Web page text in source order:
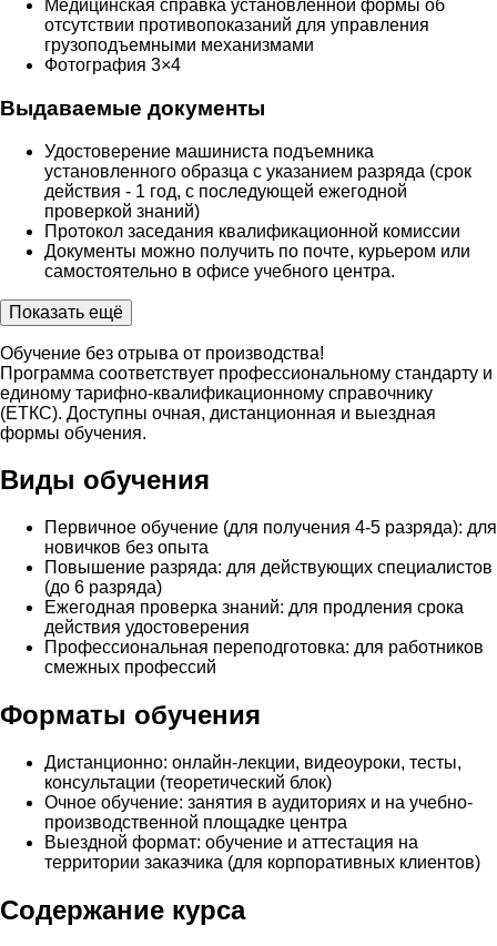
Медицинская справка установленной формы об
отсутствии противопоказаний для управления
грузоподъемными механизмами
Фотография 3×4
Выдаваемые документы
Удостоверение машиниста подъемника
установленного образца с указанием разряда (срок
действия - 1 год, с последующей ежегодной
проверкой знаний)
Протокол заседания квалификационной комиссии
Документы можно получить по почте, курьером или
самостоятельно в офисе учебного центра.
Показать ещё
Обучение без отрыва от производства!
Программа соответствует профессиональному стандарту и
единому тарифно-квалификационному справочнику
(ЕТКС). Доступны очная, дистанционная и выездная
формы обучения.
Виды обучения
Первичное обучение (для получения 4-5 разряда): для
новичков без опыта
Повышение разряда: для действующих специалистов
(до 6 разряда)
Ежегодная проверка знаний: для продления срока
действия удостоверения
Профессиональная переподготовка: для работников
смежных профессий
Форматы обучения
Дистанционно: онлайн-лекции, видеоуроки, тесты,
консультации (теоретический блок)
Очное обучение: занятия в аудиториях и на учебно-
производственной площадке центра
Выездной формат: обучение и аттестация на
территории заказчика (для корпоративных клиентов)
Содержание курса